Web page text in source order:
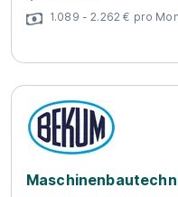
1.089 - 2.262 € pro